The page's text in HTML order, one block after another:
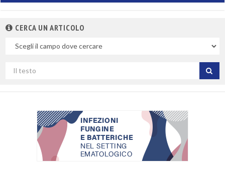
CERCA UN ARTICOLO
Nel
Cerca